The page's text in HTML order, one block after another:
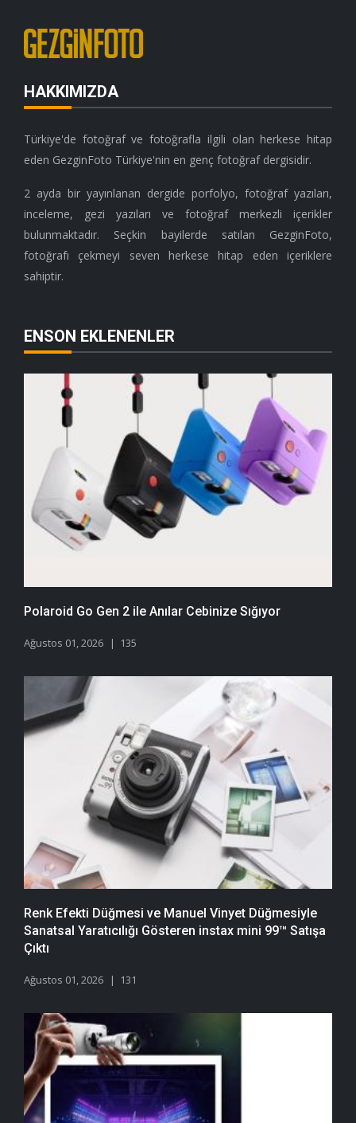
HAKKIMIZDA
Türkiye'de fotoğraf ve fotoğrafla ilgili olan herkese hitap
eden GezginFoto Türkiye'nin en genç fotoğraf dergisidir.
2 ayda bir yayınlanan dergide porfolyo, fotoğraf yazıları,
inceleme, gezi yazıları ve fotoğraf merkezli içerikler
bulunmaktadır. Seçkin bayilerde satılan GezginFoto,
fotoğrafı çekmeyi seven herkese hitap eden içeriklere
sahiptir.
ENSON EKLENENLER
Polaroid Go Gen 2 ile Anılar Cebinize Sığıyor
Ağustos 01, 2026 135
Renk Efekti Düğmesi ve Manuel Vinyet Düğmesiyle
Sanatsal Yaratıcılığı Gösteren instax mini 99™ Satışa
Çıktı
Ağustos 01, 2026 131